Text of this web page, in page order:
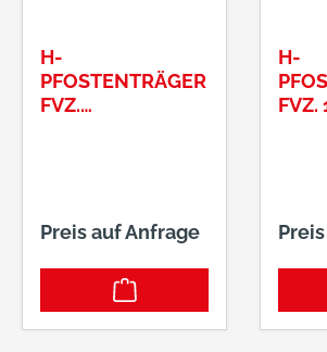
H-
PFOSTENTRÄGER
FVZ.
Preis auf Anfrage
H-
FVZ.